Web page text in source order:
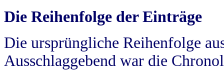
Die Reihenfolge der Einträge
Die ursprüngliche Reihenfolge
Ausschlaggebend war die